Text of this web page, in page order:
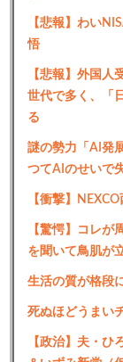
【悲報】わい
悟
【悲報】外国人
世代で多く、「
る
謎の勢力「AI発
つてAIのせいで
【衝撃】
【驚愕】コレが
を聞いて鳥肌が
生活の質が格段
死ぬほどうまい
【政治】夫・ひ